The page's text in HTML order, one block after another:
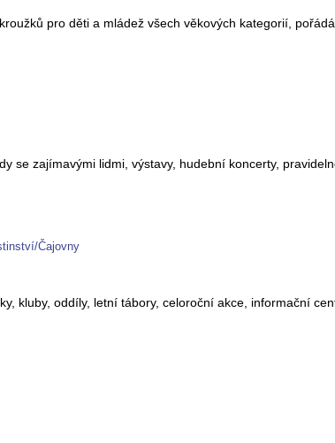
pro děti a mládež všech věkových kategorií,
se zajímavými lidmi, výstavy, hudební koncerty,
Čajovny
kluby, oddíly, letní tábory, celoroční akce, informační